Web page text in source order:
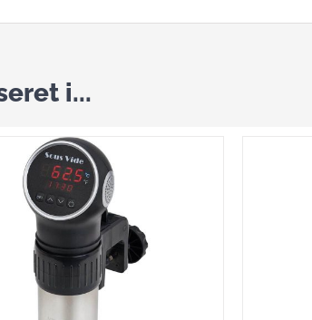
i...